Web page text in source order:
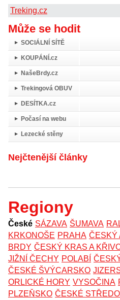
Treking.cz
Může se hodit
SOCIÁLNÍ SÍTĚ
KOUPÁNÍ.cz
NašeBrdy.cz
Trekingová OBUV
DESÍTKA.cz
Počasí na webu
Lezecké stěny
Nejčtenější články
Regiony
České SÁZAVA ŠUMAVA
KRKONOŠE PRAHA ČESKÝ
BRDY ČESKÝ KRAS A
JIŽNÍ ČECHY POLABÍ
ČESKÉ ŠVÝCARSKO
ORLICKÉ HORY VYSOČINA
PLZEŇSKO ČESKÉ